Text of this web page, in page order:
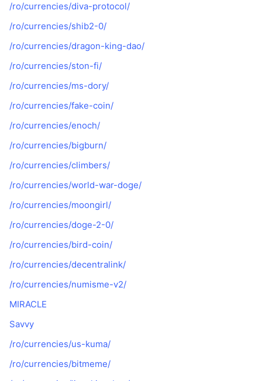
/ro/currencies/diva-protocol/
/ro/currencies/shib2-0/
/ro/currencies/dragon-king-dao/
/ro/currencies/ston-fi/
/ro/currencies/ms-dory/
/ro/currencies/fake-coin/
/ro/currencies/enoch/
/ro/currencies/bigburn/
/ro/currencies/climbers/
/ro/currencies/world-war-doge/
/ro/currencies/moongirl/
/ro/currencies/doge-2-0/
/ro/currencies/bird-coin/
/ro/currencies/decentralink/
/ro/currencies/numisme-v2/
MIRACLE
Savvy
/ro/currencies/us-kuma/
/ro/currencies/bitmeme/